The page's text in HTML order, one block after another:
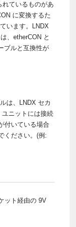
れているものがあ
に変換するた
います。LNDX
、etherCON と
ブルと互換性が
は、LNDX セカ
ニットには接続
付いている場合
ください。(例:
ット経由の 9V